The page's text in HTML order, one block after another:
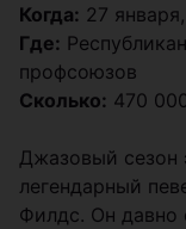
Когда: 27
Где:
профсоюзов
Сколько: 470
Джазовый сезон
легендарный
Филдс. Он давно